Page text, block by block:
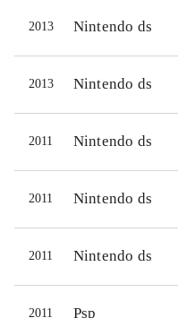
2013 Nintendo ds
2013 Nintendo ds
2011 Nintendo ds
2011 Nintendo ds
2011 Nintendo ds
2011 Psp